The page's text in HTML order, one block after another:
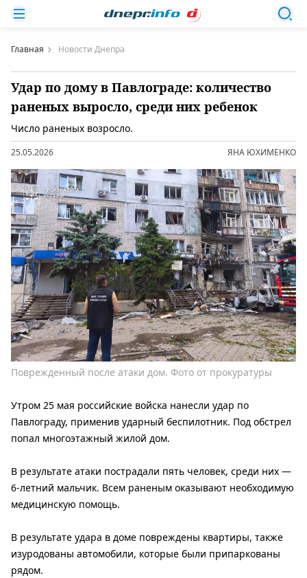
Главная Новости Днепра
Удар по дому в Павлограде: количество
раненых выросло, среди них ребенок
Число раненых возросло.
25.05.2026 ЯНА ЮХИМЕНКО
Поврежденный после атаки дом. Фото от прокуратуры
Утром 25 мая российские войска нанесли удар по
Павлограду, применив ударный беспилотник. Под обстрел
попал многоэтажный жилой дом.
В результате атаки пострадали пять человек, среди них —
6-летний мальчик. Всем раненым оказывают необходимую
медицинскую помощь.
В результате удара в доме повреждены квартиры, также
изуродованы автомобили, которые были припаркованы
рядом.